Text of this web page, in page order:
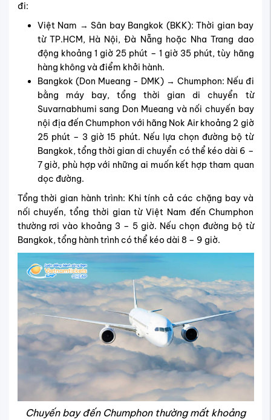
đi:
Việt Nam → Sân bay Bangkok (BKK): Thời gian bay
từ TP.HCM, Hà Nội, Đà Nẵng hoặc Nha Trang dao
động khoảng 1 giờ 25 phút – 1 giờ 35 phút, tùy hãng
hàng không và điểm khởi hành.
Bangkok (Don Mueang - DMK) → Chumphon: Nếu đi
bằng máy bay, tổng thời gian di chuyển từ
Suvarnabhumi sang Don Mueang và nối chuyến bay
nội địa đến Chumphon với hãng Nok Air khoảng 2 giờ
25 phút – 3 giờ 15 phút. Nếu lựa chọn đường bộ từ
Bangkok, tổng thời gian di chuyển có thể kéo dài 6 –
7 giờ, phù hợp với những ai muốn kết hợp tham quan
dọc đường.
Tổng thời gian hành trình: Khi tính cả các chặng bay và
nối chuyến, tổng thời gian từ Việt Nam đến Chumphon
thường rơi vào khoảng 3 – 5 giờ. Nếu chọn đường bộ từ
Bangkok, tổng hành trình có thể kéo dài 8 – 9 giờ.
Chuyến bay đến Chumphon thường mất khoảng